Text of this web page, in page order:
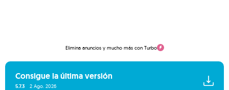
Elimina anuncios y mucho más con Turbo
Consigue la última versión
5.7.3 2 Ago. 2026